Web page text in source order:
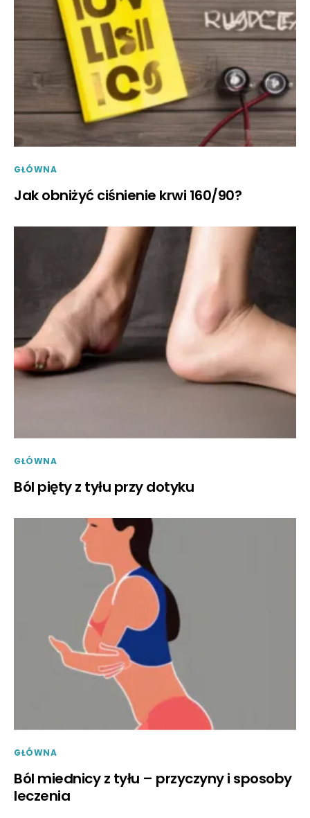
GŁÓWNA
Jak obniżyć ciśnienie krwi 160/90?
GŁÓWNA
Ból pięty z tyłu przy dotyku
GŁÓWNA
Ból miednicy z tyłu – przyczyny i sposoby
leczenia